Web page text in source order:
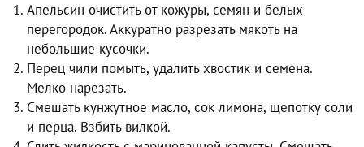
Апельсин очистить от кожуры, семян и белых
перегородок. Аккуратно разрезать мякоть на
небольшие кусочки.
Перец чили помыть, удалить хвостик и семена.
Мелко нарезать.
Смешать кунжутное масло, сок лимона, щепотку соли
и перца. Взбить вилкой.